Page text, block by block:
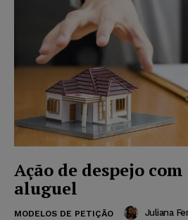
Ação de despejo
aluguel
MODELOS DE PETIÇÃO Juliana